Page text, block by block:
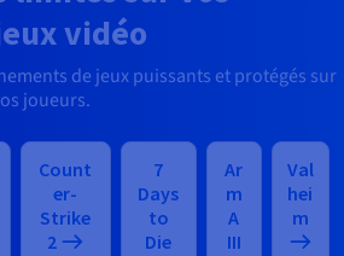
vidéo
de jeux puissants et protégés sur
joueurs.
Count
er-
Strike
2
7
Days
to
Die
Ar
m
A
III
Val
hei
m